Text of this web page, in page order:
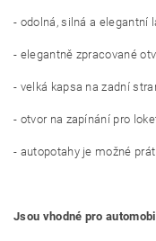
- odolná, silná a elegantní
- elegantně zpracované
- velká kapsa na zadní
- otvor na zapínání pro
- autopotahy je možné
Jsou vhodné pro